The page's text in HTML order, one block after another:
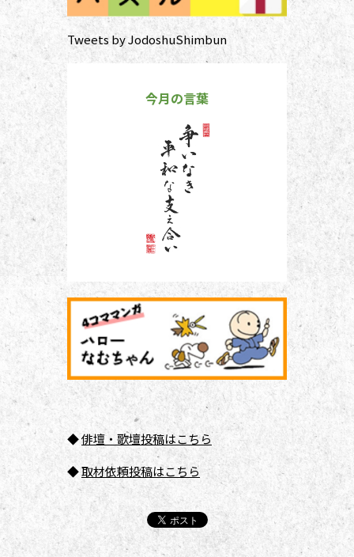
Tweets by JodoshuShimbun
今月の言葉
◆俳壇・歌壇投稿はこちら
◆取材依頼投稿はこちら